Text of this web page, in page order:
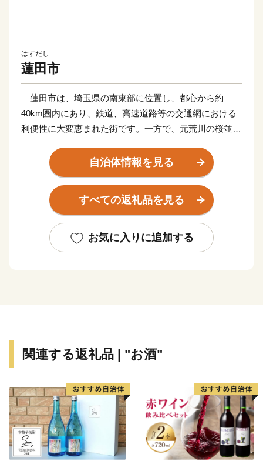
はすだし
蓮田市
蓮田市は、埼玉県の南東部に位置し、都心から約
40km圏内にあり、鉄道、高速道路等の交通網における
利便性に大変恵まれた街です。一方で、元荒川の桜並
化遺産にも恵まれています。
現在、更なる発展を目指し、産業団地の整備や民間活
力を活用した認定こども園や保育園の整備等を積極的に
推進しています。
レックス蓮田」が完成し、令和３年４月２日に再開発ビ
ル内の行政窓口（蓮田駅西口行政センター）がオープン
いります。
で、ご堪能いただきたいと存じます。
自治体情報を見る
すべての返礼品を見る
お気に入りに追加する
関連する返礼品 | "お酒"